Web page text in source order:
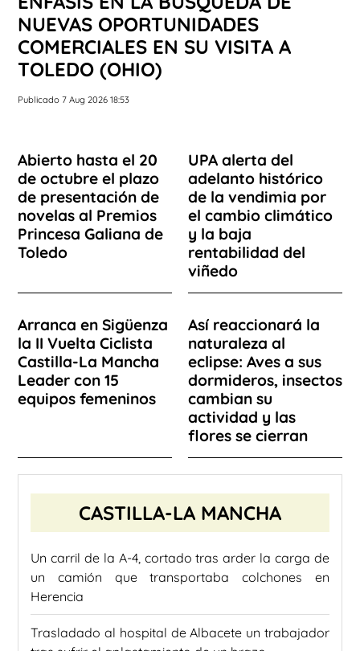
NUEVAS OPORTUNIDADES
COMERCIALES EN SU VISITA A
TOLEDO (OHIO)
Publicado 7 Aug 2026 18:53
Abierto hasta el 20
de octubre el plazo
de presentación de
novelas al Premios
Princesa Galiana de
Toledo
UPA alerta del
adelanto histórico
de la vendimia por
el cambio climático
y la baja
rentabilidad del
viñedo
Arranca en Sigüenza
la II Vuelta Ciclista
Castilla-La Mancha
Leader con 15
equipos femeninos
Así reaccionará la
naturaleza al
eclipse: Aves a sus
dormideros, insectos
cambian su
actividad y las
flores se cierran
CASTILLA-LA MANCHA
Un carril de la A-4, cortado tras arder la carga de
un camión que transportaba colchones en
Herencia
Trasladado al hospital de Albacete un trabajador